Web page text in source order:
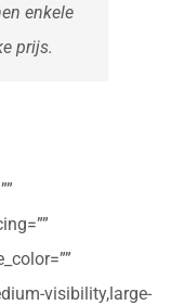
enkele
prijs.
visibility,large-